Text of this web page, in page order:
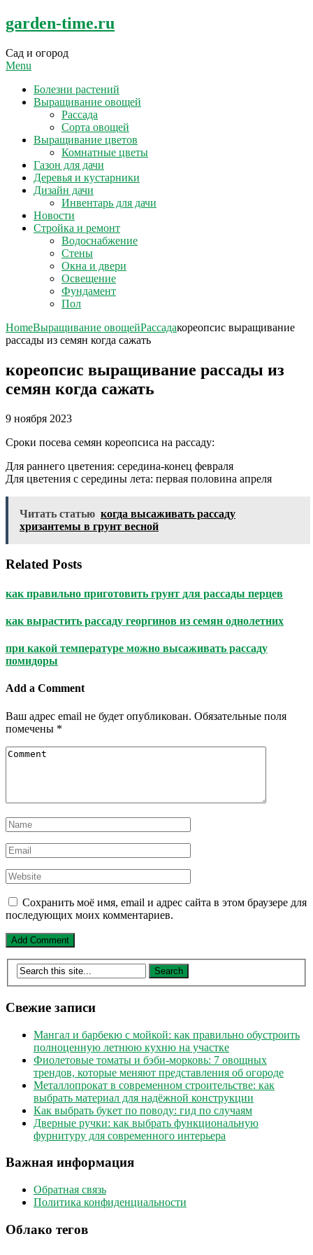
Skip
to
garden-time.ru
Сад и огород
Menu
Болезни растений
Выращивание овощей
Рассада
Сорта овощей
Выращивание цветов
Комнатные цветы
Газон для дачи
Деревья и кустарники
Дизайн дачи
Инвентарь для дачи
Новости
Стройка и ремонт
Водоснабжение
Стены
Окна и двери
Освещение
Фундамент
Пол
HomeВыращивание овощейРассадакореопсис выращивание
рассады из семян когда сажать
кореопсис выращивание рассады из
семян когда сажать
9 ноября 2023
Сроки посева семян кореопсиса на рассаду:
Для раннего цветения: середина-конец февраля
Для цветения с середины лета: первая половина апреля
Читать статью когда высаживать рассаду
хризантемы в грунт весной
Related Posts
как правильно приготовить грунт для рассады перцев
как вырастить рассаду георгинов из семян однолетних
при какой температуре можно высаживать рассаду
помидоры
Add a Comment
Ваш адрес email не будет опубликован. Обязательные поля
помечены *
Сохранить моё имя, email и адрес сайта в этом браузере для
последующих моих комментариев.
Свежие записи
Мангал и барбекю с мойкой: как правильно обустроить
полноценную летнюю кухню на участке
Фиолетовые томаты и бэби-морковь: 7 овощных
трендов, которые меняют представления об огороде
Металлопрокат в современном строительстве: как
выбрать материал для надёжной конструкции
Как выбрать букет по поводу: гид по случаям
Дверные ручки: как выбрать функциональную
фурнитуру для современного интерьера
Важная информация
Обратная связь
Политика конфиденциальности
Облако тегов